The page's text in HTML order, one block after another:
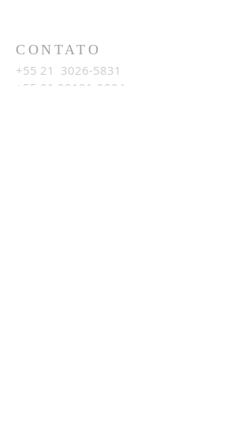
CONTATO
+55 21 3026-5831
+55 21 99191-0824